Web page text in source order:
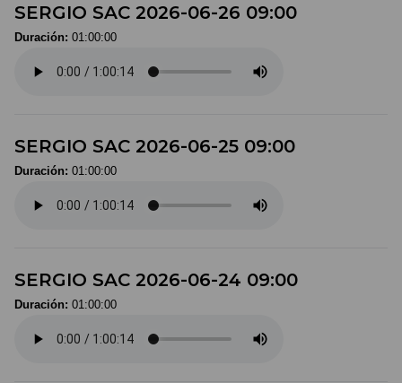
SERGIO SAC 2026-06-26 09:00
Duración: 01:00:00
SERGIO SAC 2026-06-25 09:00
Duración: 01:00:00
SERGIO SAC 2026-06-24 09:00
Duración: 01:00:00